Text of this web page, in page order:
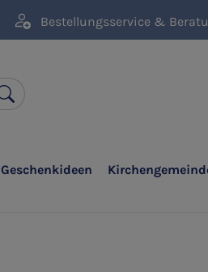
Bestellungsservice &
Geschenkideen